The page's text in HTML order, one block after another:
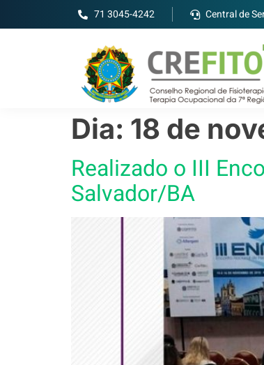
71 3045-4242 Central de
Dia: 18 de
Realizado o III
Salvador/BA